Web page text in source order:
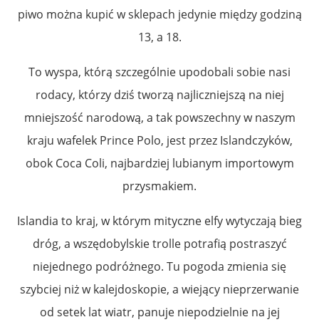
piwo można kupić w sklepach jedynie między godziną
13, a 18.
To wyspa, którą szczególnie upodobali sobie nasi
rodacy, którzy dziś tworzą najliczniejszą na niej
mniejszość narodową, a tak powszechny w naszym
kraju wafelek Prince Polo, jest przez Islandczyków,
obok Coca Coli, najbardziej lubianym importowym
przysmakiem.
Islandia to kraj, w którym mityczne elfy wytyczają bieg
dróg, a wszędobylskie trolle potrafią postraszyć
niejednego podróżnego. Tu pogoda zmienia się
szybciej niż w kalejdoskopie, a wiejący nieprzerwanie
od setek lat wiatr, panuje niepodzielnie na jej